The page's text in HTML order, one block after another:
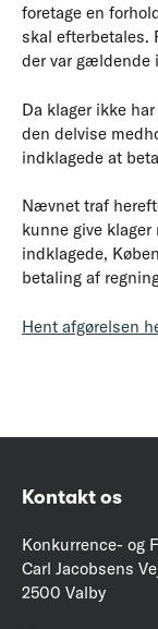
foretage en
skal efterbetales.
der var gældende
Da klager ikke
den delvise
indklagede at
Nævnet traf
kunne give
indklagede,
betaling af
Hent afgørelsen
Kontakt os
Konkurrence- og
Carl Jacobsens
2500 Valby